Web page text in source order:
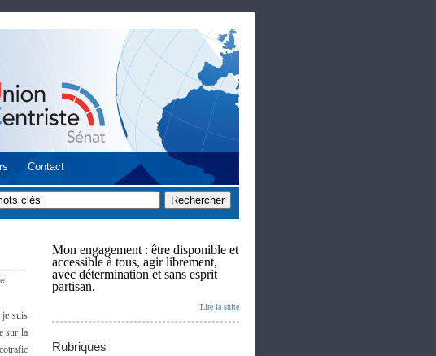
Contact
je suis
sur la
Mon engagement : être disponible et
accessible à tous, agir librement,
avec détermination et sans esprit
partisan.
Lire la suite
Rubriques